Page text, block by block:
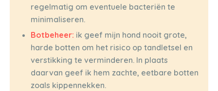
regelmatig om eventuele bacteriën te
minimaliseren.
Botbeheer: ik geef mijn hond nooit grote,
harde botten om het risico op tandletsel en
verstikking te verminderen. In plaats
daarvan geef ik hem zachte, eetbare botten
zoals kippennekken.